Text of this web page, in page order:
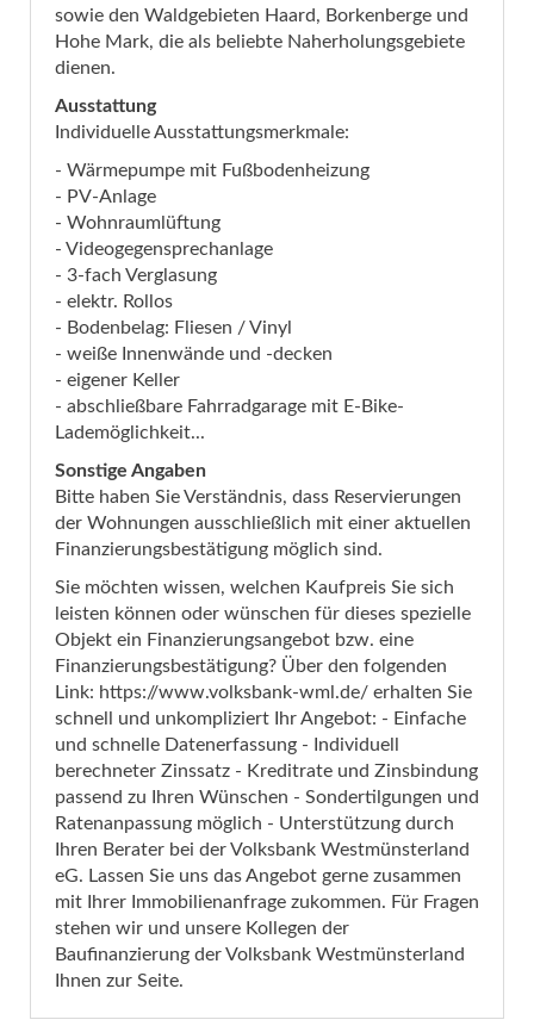
sowie den Waldgebieten Haard, Borkenberge und
Hohe Mark, die als beliebte Naherholungsgebiete
dienen.
Ausstattung
Individuelle Ausstattungsmerkmale:
- Wärmepumpe mit Fußbodenheizung
- PV-Anlage
- Wohnraumlüftung
- Videogegensprechanlage
- 3-fach Verglasung
- elektr. Rollos
- Bodenbelag: Fliesen / Vinyl
- weiße Innenwände und -decken
- eigener Keller
- abschließbare Fahrradgarage mit E-Bike-
Lademöglichkeit...
Sonstige Angaben
Bitte haben Sie Verständnis, dass Reservierungen
der Wohnungen ausschließlich mit einer aktuellen
Finanzierungsbestätigung möglich sind.
Sie möchten wissen, welchen Kaufpreis Sie sich
leisten können oder wünschen für dieses spezielle
Objekt ein Finanzierungsangebot bzw. eine
Finanzierungsbestätigung? Über den folgenden
Link: https://www.volksbank-wml.de/ erhalten Sie
schnell und unkompliziert Ihr Angebot: - Einfache
und schnelle Datenerfassung - Individuell
berechneter Zinssatz - Kreditrate und Zinsbindung
passend zu Ihren Wünschen - Sondertilgungen und
Ratenanpassung möglich - Unterstützung durch
Ihren Berater bei der Volksbank Westmünsterland
eG. Lassen Sie uns das Angebot gerne zusammen
mit Ihrer Immobilienanfrage zukommen. Für Fragen
stehen wir und unsere Kollegen der
Baufinanzierung der Volksbank Westmünsterland
Ihnen zur Seite.